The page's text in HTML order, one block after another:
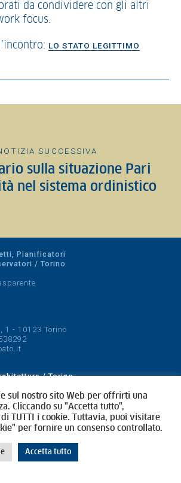
da condividere con gli altri
focus.
LO STATO LEGITTIMO
SUCCESSIVA
sulla situazione Pari
nel sistema ordinistico
Pianificatori
/ Torino
1 - 10123 Torino
/ Torino
sul nostro sito Web per offrirti una
Cliccando su "Accetta tutto",
TUTTI i cookie. Tuttavia, puoi visitare
per fornire un consenso controllato.
Accetta tutto